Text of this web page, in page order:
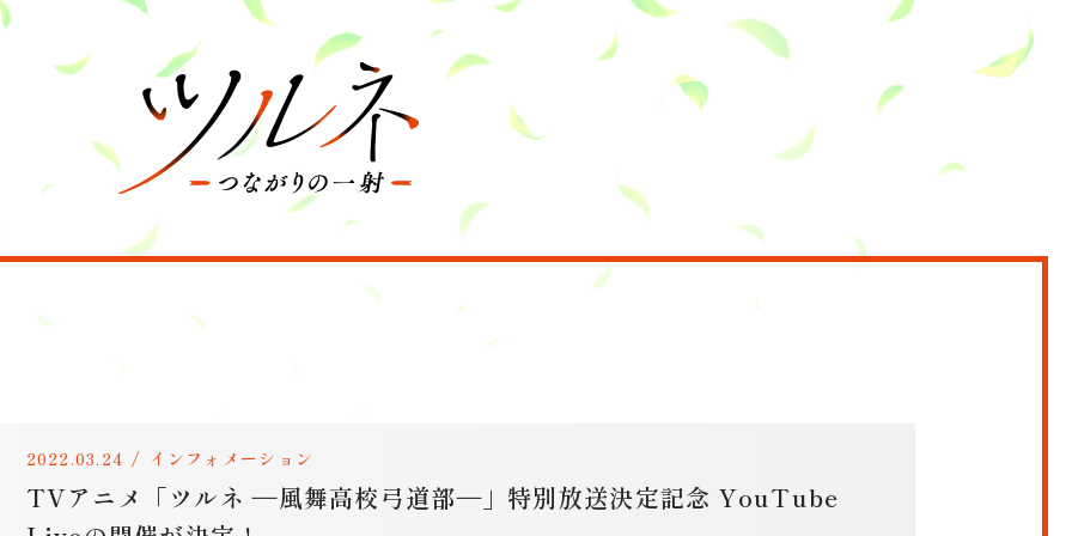
2022.03.24 / インフォメーション
TVアニメ「ツルネ ―風舞高校弓道部―」特別放送決定記念 YouTube